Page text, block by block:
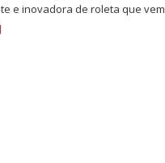
e inovadora de roleta que vem